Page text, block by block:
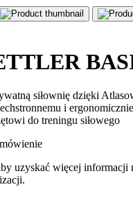
siłownię dzięki
i ergonomicznie
do treningu siłowego
uzyskać więcej informacji